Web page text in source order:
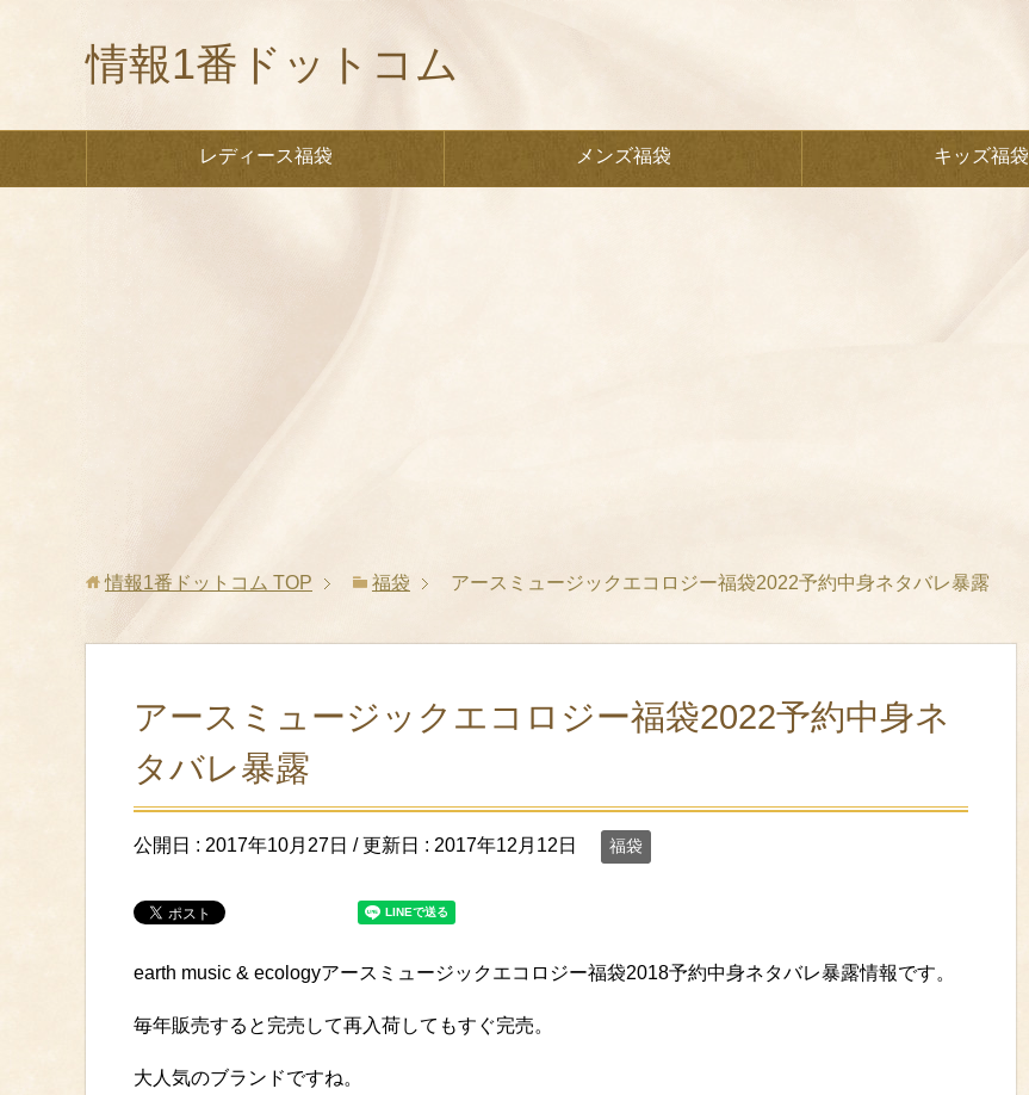
情報1番ドットコム
レディース福袋 メンズ福袋 キッズ福袋
情報1番ドットコム TOP 福袋 アースミュージックエコロジー福袋2022予約中身ネタバレ暴露
アースミュージックエコロジー福袋2022予約中身ネ
タバレ暴露
公開日 : 2017年10月27日 / 更新日 : 2017年12月12日 福袋
earth music & ecologyアースミュージックエコロジー福袋2018予約中身ネタバレ暴露情報です。
毎年販売すると完売して再入荷してもすぐ完売。
大人気のブランドですね。